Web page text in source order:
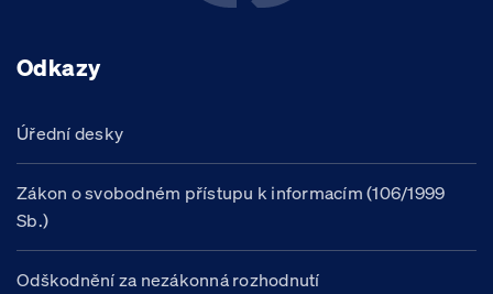
Odkazy
Úřední desky
Zákon o svobodném přístupu k informacím (106/1999
Sb.)
Odškodnění za nezákonná rozhodnutí